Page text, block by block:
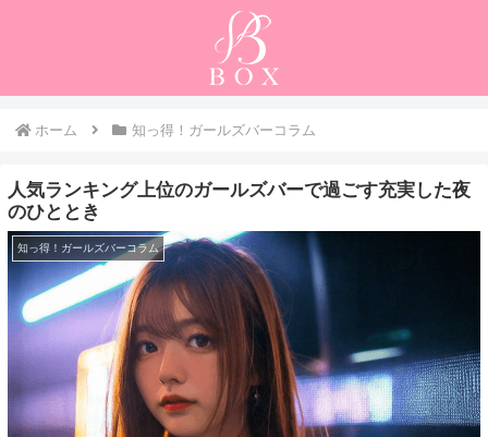
ホーム 知っ得！ガールズバーコラム
人気ランキング上位のガールズバーで過ごす充実した夜
のひととき
知っ得！ガールズバーコラム